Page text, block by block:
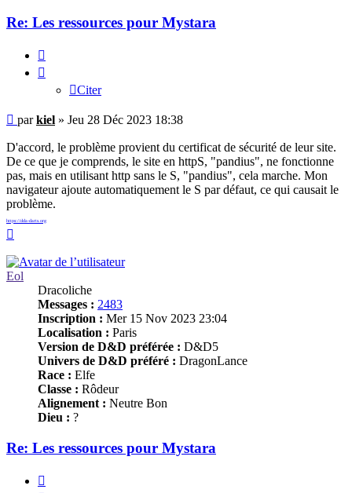
Re: Les ressources pour Mystara
Citer
Message
parkiel » Jeu 28 Déc 2023 18:38
D'accord, le problème provient du certificat de sécurité de leur site.
De ce que je comprends, le site en httpS, "pandius", ne fonctionne
pas, mais en utilisant http sans le S, "pandius", cela marche. Mon
navigateur ajoute automatiquement le S par défaut, ce qui causait le
problème.
https://dda-darts.org
Eol
Dracoliche
Messages : 2483
Inscription : Mer 15 Nov 2023 23:04
Localisation : Paris
Version de D&D préférée : D&D5
Univers de D&D préféré : DragonLance
Race : Elfe
Classe : Rôdeur
Alignement : Neutre Bon
Dieu : ?
Re: Les ressources pour Mystara